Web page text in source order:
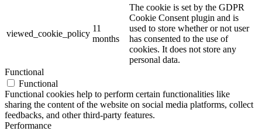
viewed_cookie_policy
11
months
The cookie is set by the GDPR
Cookie Consent plugin and is
used to store whether or not user
has consented to the use of
cookies. It does not store any
personal data.
Functional
Functional
Functional cookies help to perform certain functionalities like
sharing the content of the website on social media platforms, collect
feedbacks, and other third-party features.
Performance